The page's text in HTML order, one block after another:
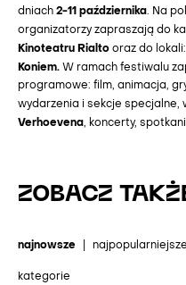
dniach 2-11 października. Na
organizatorzy zapraszają do
Kinoteatru Rialto oraz do lokali:
Koniem. W ramach festiwalu
programowe: film, animacja,
wydarzenia i sekcje specjalne,
Verhoevena, koncerty,
ZOBACZ
najnowsze najpopularniejsze